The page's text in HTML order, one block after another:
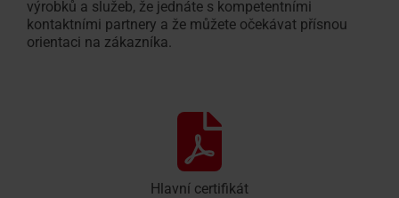
výrobků a služeb, že jednáte s kompetentními
kontaktními partnery a že můžete očekávat přísnou
orientaci na zákazníka.
Hlavní certifikát